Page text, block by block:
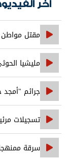
اخر
مقتل
مليشيا
صنعاء
جرائم
تسجيلات
سرقة